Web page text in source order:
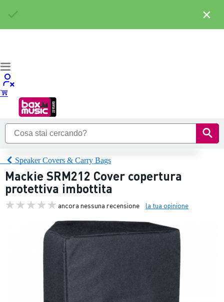
Speaker Covers & Carry Bags
Mackie SRM212 Cover copertura
protettiva imbottita
ancora nessuna recensione la tua opinione
×